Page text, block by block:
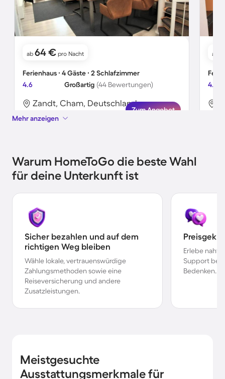
ab 64 € pro Nacht
Ferienhaus ∙ 4 Gäste ∙ 2 Schlafzimmer
4.6
Großartig (44 Bewertungen)
Zandt, Cham, Deutschland
Zum Angebot
ab
4.7
Mehr anzeigen
Warum HomeToGo die beste Wahl
für deine Unterkunft ist
Sicher bezahlen und auf dem
richtigen Weg bleiben
Wähle lokale, vertrauenswürdige
Zahlungsmethoden sowie eine
Reiseversicherung und andere
Zusatzleistungen.
Erlebe
Support bei
Bedenken.
Meistgesuchte
Ausstattungsmerkmale für